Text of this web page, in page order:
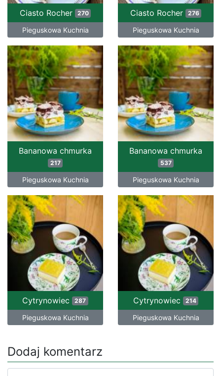
Ciasto Rocher 270
Pieguskowa Kuchnia
Ciasto Rocher 276
Pieguskowa Kuchnia
Bananowa chmurka
217
Pieguskowa Kuchnia
Bananowa chmurka
537
Pieguskowa Kuchnia
Cytrynowiec 287
Pieguskowa Kuchnia
Cytrynowiec 214
Pieguskowa Kuchnia
Dodaj komentarz